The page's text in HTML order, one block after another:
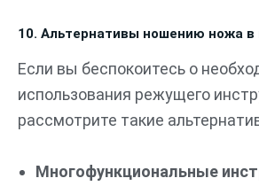
10. Альтернативы ношению ножа в
Если вы беспокоитесь о
использования режущего
рассмотрите такие
Многофункциональные